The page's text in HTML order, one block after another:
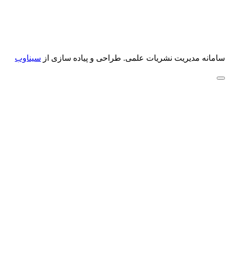
سامانه مدیریت نشریات علمی. طراحی و پیاده سازی از سیناوب